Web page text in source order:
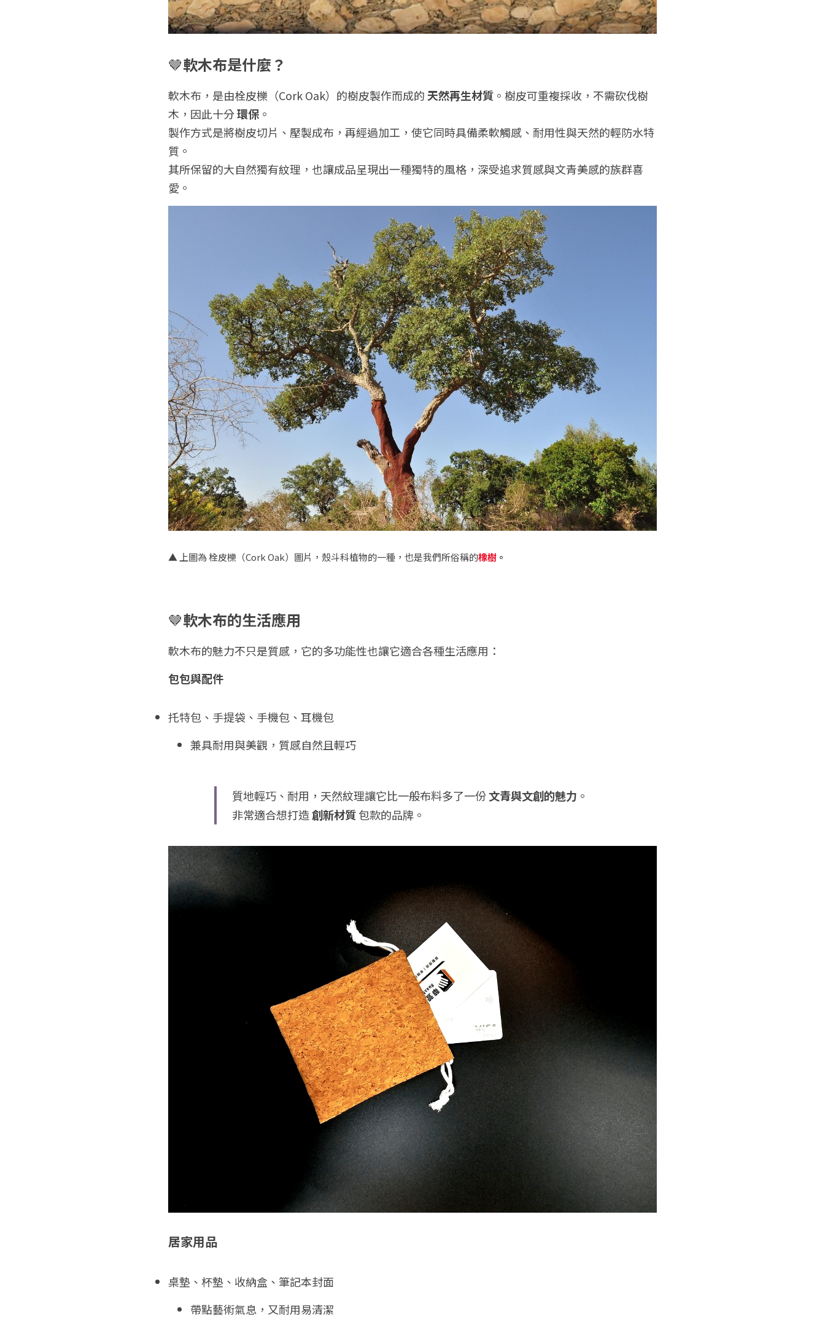
🤎軟木布是什麼？
軟木布，是由栓皮櫟（Cork Oak）的樹皮製作而成的 天然再生材質 。樹皮可重複採收，不需砍伐樹
木，因此十分 環保 。
製作方式是將樹皮切片、壓製成布，再經過加工，使它同時具備柔軟觸感、耐用性與天然的輕防水特
質。
其所保留的大自然獨有紋理，也讓成品呈現出一種獨特的風格，深受追求質感與文青美感的族群喜
愛。
▲ 上圖為 栓皮櫟（Cork Oak）圖片， 殼斗科植物的一種，也是我們所俗稱的橡樹 。
🤎軟木布的生活應用
軟木布的魅力不只是質感，它的多功能性也讓它適合各種生活應用：
包包與配件
托特包、手提袋、手機包、耳機包
兼具耐用與美觀，質感自然且輕巧
質地輕巧、耐用，天然紋理讓它比一般布料多了一份 文青與文創的魅力 。
非常適合想打造 創新材質 包款的品牌。
居家用品
桌墊、杯墊、收納盒、筆記本封面
帶點藝術氣息，又耐用易清潔